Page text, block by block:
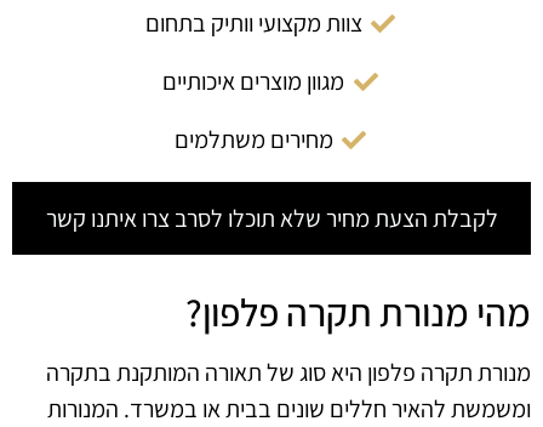
צוות מקצועי וותיק בתחום
מגוון מוצרים איכותיים
מחירים משתלמים
לקבלת הצעת מחיר שלא תוכלו לסרב צרו איתנו קשר
מהי מנורת תקרה פלפון?
מנורת תקרה פלפון היא סוג של תאורה המותקנת בתקרה
ומשמשת להאיר חללים שונים בבית או במשרד. המנורות